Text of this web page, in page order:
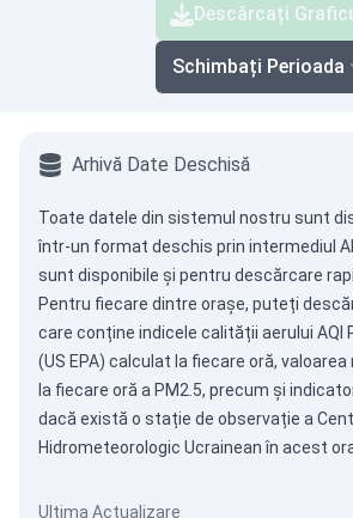
Descărcați
Schimbați Perioada
Arhivă Date Deschisă
Toate datele din sistemul nostru sunt
într-un format deschis prin intermediul
sunt disponibile și pentru descărcare
Pentru fiecare dintre orașe, puteți
care conține indicele calității aerului AQI
(US EPA) calculat la fiecare oră,
la fiecare oră a PM2.5, precum și
dacă există o stație de observație a
Hidrometeorologic Ucrainean în acest
Ultima Actualizare